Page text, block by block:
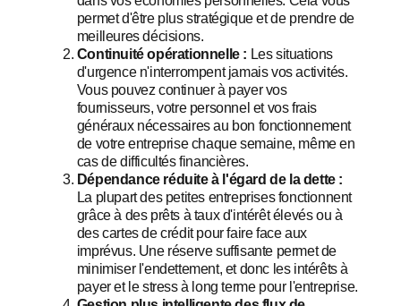
permet d'être plus stratégique et de prendre de
meilleures décisions.
Continuité opérationnelle : Les situations
d'urgence n'interrompent jamais vos activités.
Vous pouvez continuer à payer vos
fournisseurs, votre personnel et vos frais
généraux nécessaires au bon fonctionnement
de votre entreprise chaque semaine, même en
cas de difficultés financières.
Dépendance réduite à l'égard de la dette :
La plupart des petites entreprises fonctionnent
grâce à des prêts à taux d'intérêt élevés ou à
des cartes de crédit pour faire face aux
imprévus. Une réserve suffisante permet de
minimiser l'endettement, et donc les intérêts à
payer et le stress à long terme pour l'entreprise.